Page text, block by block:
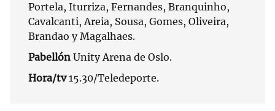
Portela, Iturriza, Fernandes, Branquinho,
Cavalcanti, Areia, Sousa, Gomes, Oliveira,
Brandao y Magalhaes.
Pabellón Unity Arena de Oslo.
Hora/tv15.30/Teledeporte.